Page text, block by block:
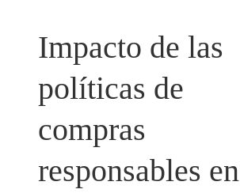
Impacto de las
políticas de
compras
responsables en